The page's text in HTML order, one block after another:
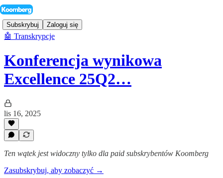
Subskrybuj Zaloguj się
🤖 Transkrypcje
Konferencja wynikowa
Excellence 25Q2…
lis 16, 2025
Ten wątek jest widoczny tylko dla paid subskrybentów Koomberg
Zasubskrybuj, aby zobaczyć →